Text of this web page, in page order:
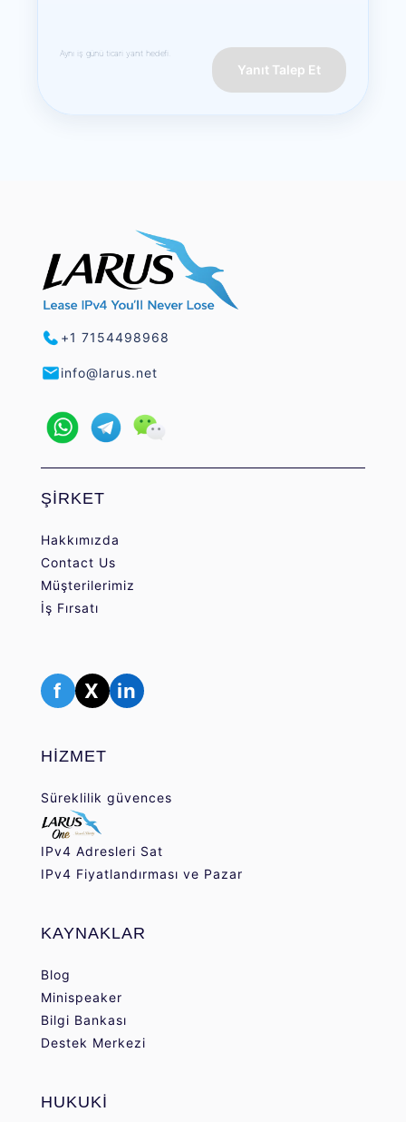
Aynı iş günü ticari yanıt hedefi.
Yanıt Talep Et
+1 7154498968
info@larus.net
ŞİRKET
Hakkımızda
Contact Us
Müşterilerimiz
İş Fırsatı
f X in
HİZMET
Süreklilik güvences
IPv4 Adresleri Sat
IPv4 Fiyatlandırması ve Pazar
KAYNAKLAR
Blog
Minispeaker
Bilgi Bankası
Destek Merkezi
HUKUKİ